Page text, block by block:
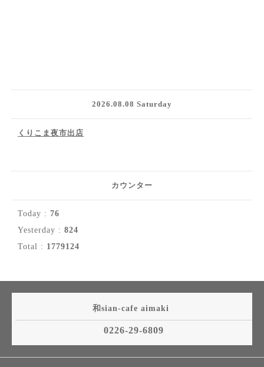
2026.08.08 Saturday
くりこま夜市出店
カウンター
Today : 76
Yesterday : 824
Total : 1779124
和sian-cafe aimaki
0226-29-6809